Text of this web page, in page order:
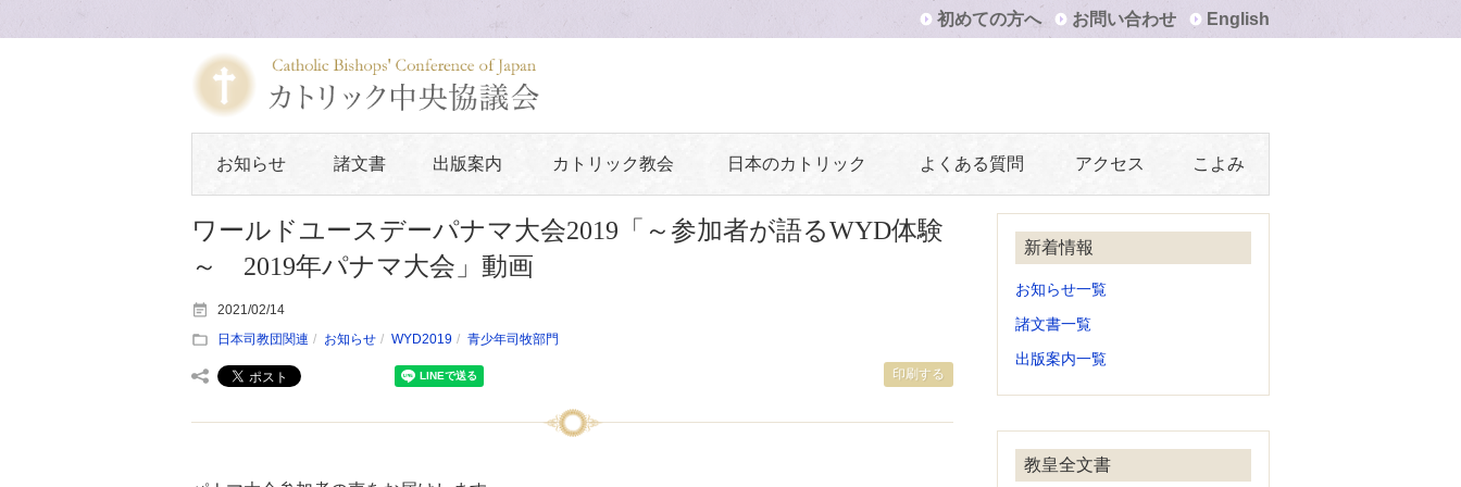
初めての方へ お問い合わせ English
お知らせ 諸文書 出版案内 カトリック教会 日本のカトリック よくある質問 アクセス こよみ
ワールドユースデーパナマ大会2019「～参加者が語るWYD体験
～ 2019年パナマ大会」動画
印刷する
2021/02/14
日本司教団関連
お知らせ WYD2019 青少年司牧部門
新着情報
お知らせ一覧
諸文書一覧
出版案内一覧
教皇全文書